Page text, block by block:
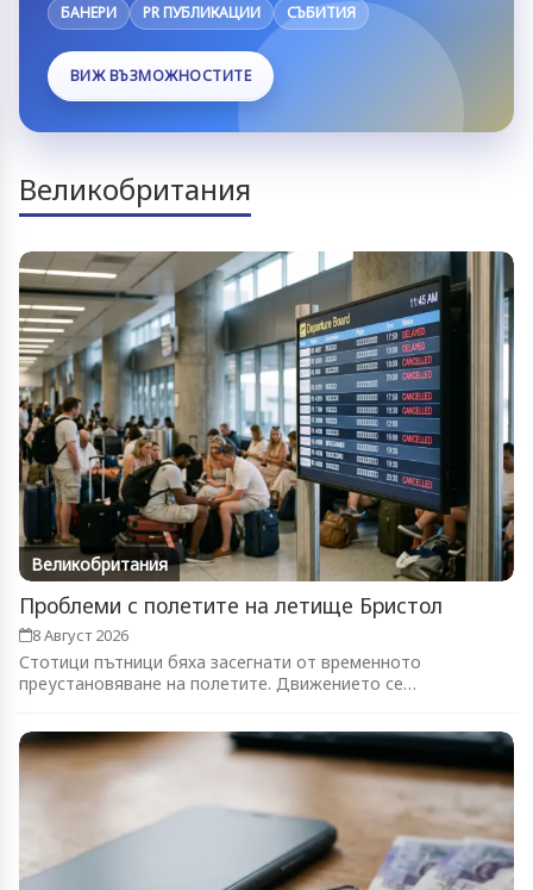
БАНЕРИ PR ПУБЛИКАЦИИ СЪБИТИЯ
ВИЖ ВЪЗМОЖНОСТИТЕ
Великобритания
Великобритания
Проблеми с полетите на летище Бристол
8 Август 2026
Стотици пътници бяха засегнати от временното
преустановяване на полетите. Движението се